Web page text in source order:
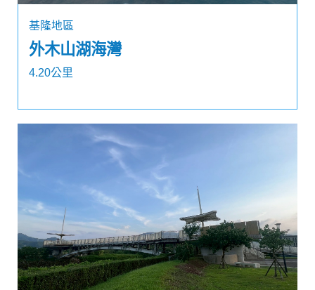
基隆地區
外木山湖海灣
4.20公里